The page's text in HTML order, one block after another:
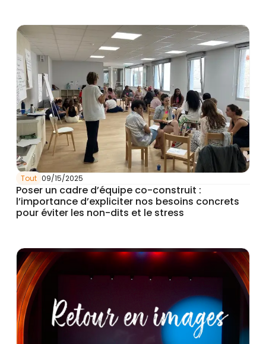
Tout 09/15/2025
Poser un cadre d’équipe co-construit :
l’importance d’expliciter nos besoins concrets
pour éviter les non-dits et le stress